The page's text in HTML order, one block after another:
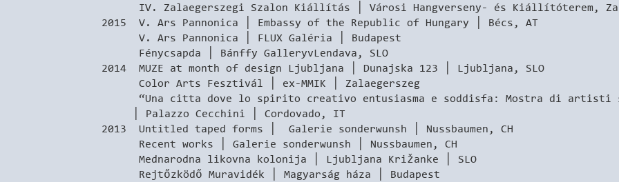
IV. Zalaegerszegi Szalon Kiállítás │ Városi Hangverseny- és Kiállítóterem,
2015 V. Ars Pannonica │ Embassy of the Republic of Hungary │ Bécs, AT
V. Ars Pannonica │ FLUX Galéria │ Budapest
Fénycsapda │ Bánffy GalleryvLendava, SLO
2014 MUZE at month of design Ljubljana │ Dunajska 123 │ Ljubljana, SLO
Color Arts Fesztivál │ ex-MMIK │ Zalaegerszeg
“Una citta dove lo spirito creativo entusiasma e soddisfa: Mostra di artisti
│ Palazzo Cecchini │ Cordovado, IT
2013 Untitled taped forms │ Galerie sonderwunsh │ Nussbaumen, CH
Recent works │ Galerie sonderwunsh │ Nussbaumen, CH
Mednarodna likovna kolonija │ Ljubljana Križanke │ SLO
Rejtőzködő Muravidék │ Magyarság háza │ Budapest